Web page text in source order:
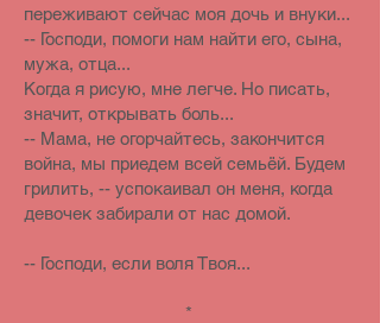
переживают сейчас моя дочь и внуки...
-- Господи, помоги нам найти его, сына,
мужа, отца...
Когда я рисую, мне легче. Но писать,
значит, открывать боль...
-- Мама, не огорчайтесь, закончится
война, мы приедем всей семьёй. Будем
грилить, -- успокаивал он меня, когда
девочек забирали от нас домой.
-- Господи, если воля Твоя...
*